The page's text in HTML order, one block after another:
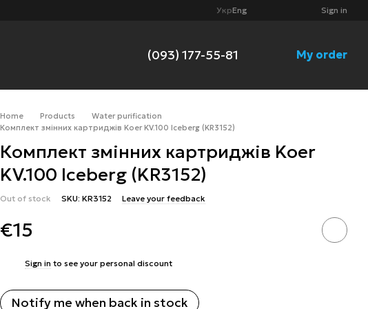
УкрEng Sign in
(093) 177-55-81 My order
Home Products
Water purification
Комплект змінних картриджів Koer KV.100 Iceberg (KR3152)
Комплект змінних картриджів Koer
KV.100 Iceberg (KR3152)
Out of stock SKU: KR3152 Leave your feedback
€15
Sign in to see your personal discount
Notify me when back in stock